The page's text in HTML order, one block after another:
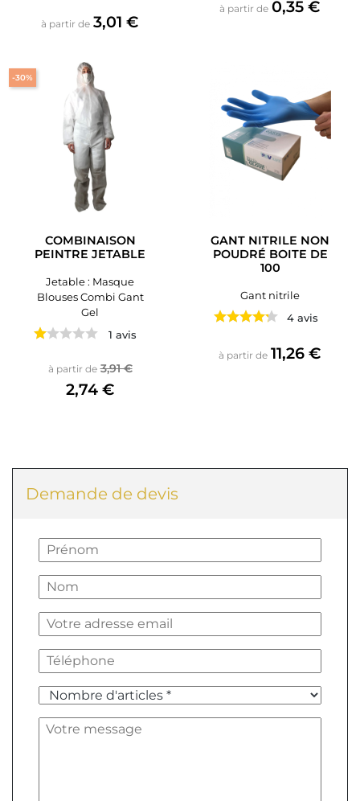
à partir de Prix
3,01 €
à partir de Prix
0,35 €
COMBINAISON
PEINTRE JETABLE
Jetable : Masque
Blouses Combi Gant
Gel
1 avis
à partir de Prix de base
3,91 €Prix
2,74 €
-30%
GANT NITRILE NON
POUDRÉ BOITE DE
100
Gant nitrile
4 avis
à partir de Prix
11,26 €
Demande de devis